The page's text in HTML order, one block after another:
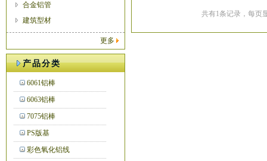
合金铝管
建筑型材
更多
产品分类
6061铝棒
6063铝棒
7075铝棒
PS版基
彩色氧化铝线
共有1条记录，每页